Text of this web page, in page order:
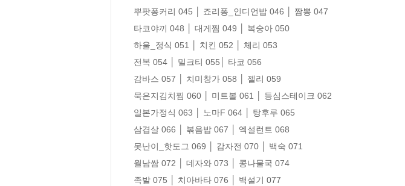
뿌팟퐁커리 045 │ 죠리퐁_인디언밥 046 │ 짬뽕 047
타코야끼 048 │ 대게찜 049 │ 복숭아 050
하울_정식 051 │ 치킨 052 │ 체리 053
전복 054 │ 밀크티 055│ 타코 056
감바스 057 │ 치미창가 058 │ 젤리 059
묵은지김치찜 060 │ 미트볼 061 │ 등심스테이크 062
일본가정식 063 │ 노마F 064 │ 탕후루 065
삼겹살 066 │ 볶음밥 067 │ 엑설런트 068
못난이_핫도그 069 │ 감자전 070 │ 백숙 071
월남쌈 072 │ 데자와 073 │ 콩나물국 074
족발 075 │ 치아바타 076 │ 백설기 077